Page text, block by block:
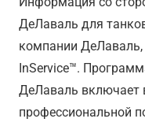
ДеЛаваль для
компании
InService™.
ДеЛаваль включает
профессиональной